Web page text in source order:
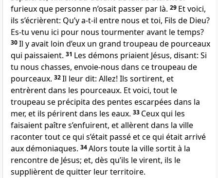
furieux que personne n’osait passer par là. 29 Et voici,
ils s’écrièrent: Qu’y a-t-il entre nous et toi, Fils de Dieu?
Es-tu venu ici pour nous tourmenter avant le temps?
30Il y avait loin d’eux un grand troupeau de pourceaux
qui paissaient. 31 Les démons priaient Jésus, disant: Si
tu nous chasses, envoie-nous dans ce troupeau de
pourceaux. 32Il leur dit: Allez! Ils sortirent, et
entrèrent dans les pourceaux. Et voici, tout le
troupeau se précipita des pentes escarpées dans la
mer, et ils périrent dans les eaux. 33 Ceux qui les
faisaient paître s’enfuirent, et allèrent dans la ville
raconter tout ce qui s’était passé et ce qui était arrivé
aux démoniaques. 34Alors toute la ville sortit à la
rencontre de Jésus; et, dès qu’ils le virent, ils le
supplièrent de quitter leur territoire.